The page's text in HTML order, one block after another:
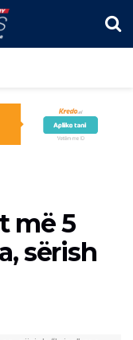
më 5
sërish